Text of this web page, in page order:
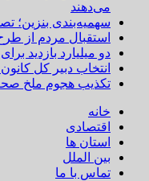
بنزین؛ تصمیم
مردم از طرح فروش
میلیارد بازدید برای یوتیوب
دبیر کل کانون
هجوم ملخ صحرایی به
ها
الملل
با ما